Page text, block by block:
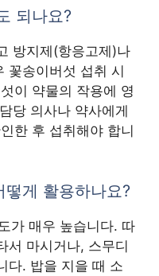
되나요?
방지제(항응고제)나
꽃송이버섯 섭취 시
이 약물의 작용에 영
당 의사나 약사에게
한 후 섭취해야 합니
게 활용하나요?
가 매우 높습니다. 따
서 마시거나, 스무디
다. 밥을 지을 때 소